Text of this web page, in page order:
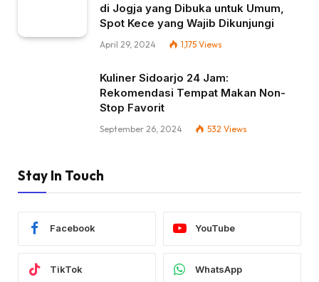
di Jogja yang Dibuka untuk Umum,
Spot Kece yang Wajib Dikunjungi
April 29, 2024 1,175 Views
Kuliner Sidoarjo 24 Jam:
Rekomendasi Tempat Makan Non-
Stop Favorit
September 26, 2024 532 Views
Stay In Touch
Facebook YouTube
TikTok WhatsApp